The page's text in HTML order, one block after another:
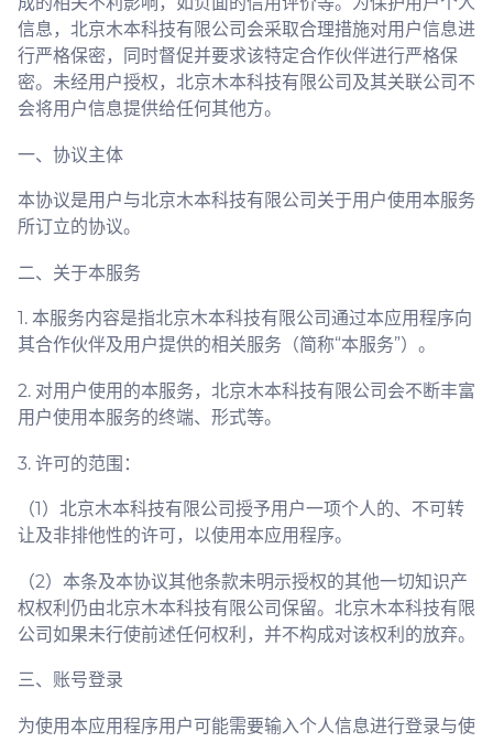
信息，北京木本科技有限公司会采取合理措施对用户信息进
行严格保密，同时督促并要求该特定合作伙伴进行严格保
密。未经用户授权，北京木本科技有限公司及其关联公司不
会将用户信息提供给任何其他方。
一、协议主体
本协议是用户与北京木本科技有限公司关于用户使用本服务
所订立的协议。
二、关于本服务
1. 本服务内容是指北京木本科技有限公司通过本应用程序向
其合作伙伴及用户提供的相关服务（简称“本服务”）。
2. 对用户使用的本服务，北京木本科技有限公司会不断丰富
用户使用本服务的终端、形式等。
3. 许可的范围：
（1）北京木本科技有限公司授予用户一项个人的、不可转
让及非排他性的许可，以使用本应用程序。
（2）本条及本协议其他条款未明示授权的其他一切知识产
权权利仍由北京木本科技有限公司保留。北京木本科技有限
公司如果未行使前述任何权利，并不构成对该权利的放弃。
三、账号登录
为使用本应用程序用户可能需要输入个人信息进行登录与使